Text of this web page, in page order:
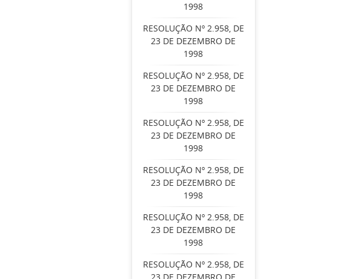
1998
RESOLUÇÃO Nº 2.958, DE
23 DE DEZEMBRO DE
1998
RESOLUÇÃO Nº 2.958, DE
23 DE DEZEMBRO DE
1998
RESOLUÇÃO Nº 2.958, DE
23 DE DEZEMBRO DE
1998
RESOLUÇÃO Nº 2.958, DE
23 DE DEZEMBRO DE
1998
RESOLUÇÃO Nº 2.958, DE
23 DE DEZEMBRO DE
1998
RESOLUÇÃO Nº 2.958, DE